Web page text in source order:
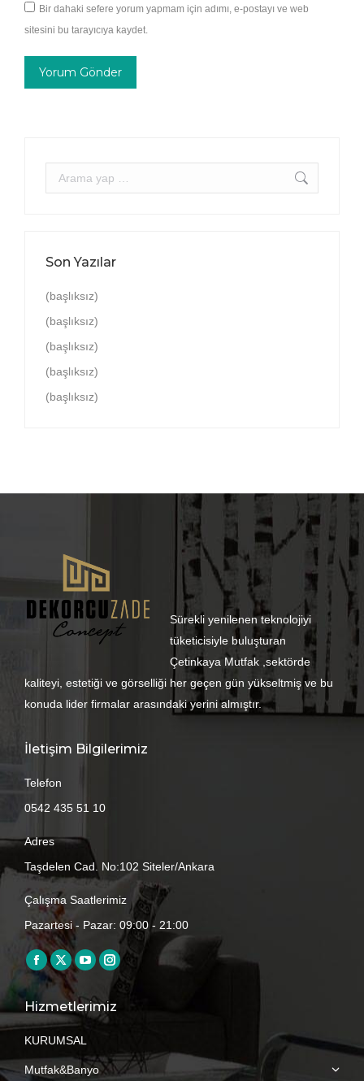
Bir dahaki sefere yorum yapmam için adımı, e-postayı ve web
sitesini bu tarayıcıya kaydet.
Yorum Gönder
Arama:
Son Yazılar
(başlıksız)
(başlıksız)
(başlıksız)
(başlıksız)
(başlıksız)
Sürekli yenilenen teknolojiyi
tüketicisiyle buluşturan
Çetinkaya Mutfak ,sektörde
kaliteyi, estetiği ve görselliği her geçen gün yükseltmiş ve bu
konuda lider firmalar arasındaki yerini almıştır.
İletişim Bilgilerimiz
Telefon
0542 435 51 10
Adres
Taşdelen Cad. No:102 Siteler/Ankara
Çalışma Saatlerimiz
Pazartesi - Pazar: 09:00 - 21:00
Find us on:
Facebook
page
opens
window
X
page
opens
window
YouTube
page
opens
new
window
Instagram
page
opens
new
window
Hizmetlerimiz
KURUMSAL
Mutfak&Banyo